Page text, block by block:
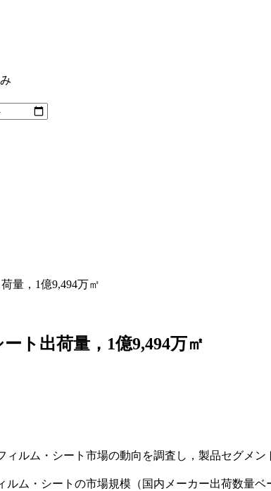
量，1億9,494万㎡
ト出荷量，1億9,494万㎡
ィルム・シート市場の動向を調査し，製品セグメ
ルム・シートの市場規模（国内メーカー出荷数量ベ